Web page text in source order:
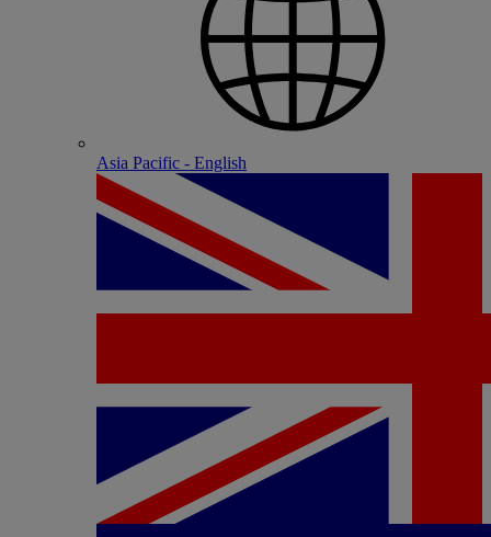
Asia Pacific - English